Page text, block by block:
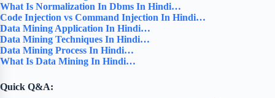
What Is Normalization In Dbms In Hindi…
Code Injection vs Command Injection In Hindi…
Data Mining Application In Hindi…
Data Mining Techniques In Hindi…
Data Mining Process In Hindi…
What Is Data Mining In Hindi…
Quick Q&A: